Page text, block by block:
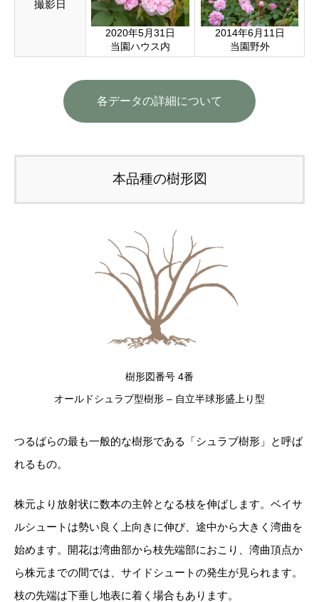
撮影日
2020年5月31日
当園ハウス内
2014年6月11日
当園野外
各データの詳細について
本品種の樹形図
樹形図番号 4番
オールドシュラブ型樹形 – 自立半球形盛上り型
つるばらの最も一般的な樹形である「シュラブ樹形」と呼ば
れるもの。
株元より放射状に数本の主幹となる枝を伸ばします。ベイサ
ルシュートは勢い良く上向きに伸び、途中から大きく湾曲を
始めます。開花は湾曲部から枝先端部におこり、湾曲頂点か
ら株元までの間では、サイドシュートの発生が見られます。
枝の先端は下垂し地表に着く場合もあります。